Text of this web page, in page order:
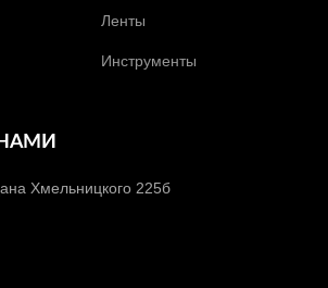
Ленты
Инструменты
Хмельницкого 225б